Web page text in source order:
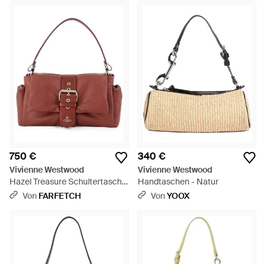
750 €
Vivienne Westwood
Hazel Treasure Schultertasche
- RotVon FARFETCH
340 €
Vivienne Westwood
Handtaschen - Natur
VonYOOX